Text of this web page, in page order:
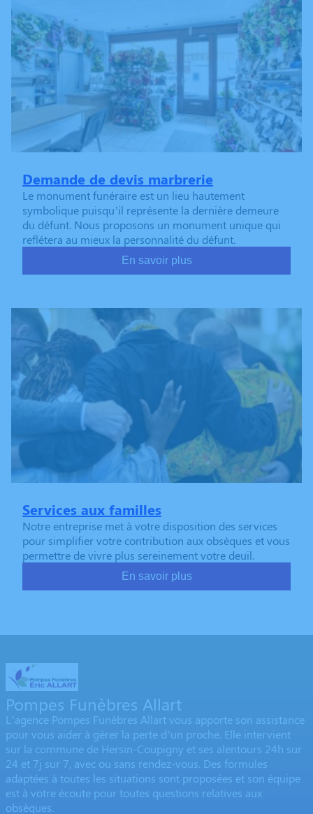
Demande de devis marbrerie
Le monument funéraire est un lieu hautement
symbolique puisqu’il représente la dernière demeure
du défunt. Nous proposons un monument unique qui
reflétera au mieux la personnalité du défunt.
En savoir plus
Services aux familles
Notre entreprise met à votre disposition des services
pour simplifier votre contribution aux obsèques et vous
permettre de vivre plus sereinement votre deuil.
En savoir plus
Pompes Funèbres Allart
L’agence Pompes Funèbres Allart vous apporte son assistance
pour vous aider à gérer la perte d’un proche. Elle intervient
sur la commune de Hersin-Coupigny et ses alentours 24h sur
24 et 7j sur 7, avec ou sans rendez-vous. Des formules
adaptées à toutes les situations sont proposées et son équipe
est à votre écoute pour toutes questions relatives aux
obsèques.